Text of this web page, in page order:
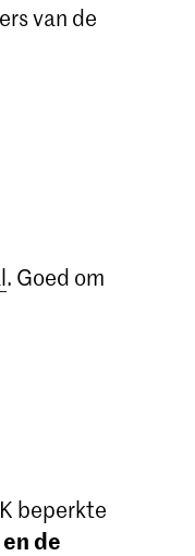
van de
. Goed om
beperkte
de